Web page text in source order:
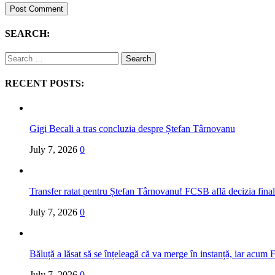
SEARCH:
Search
for:
RECENT POSTS:
Gigi Becali a tras concluzia despre Ștefan Târnovanu
July 7, 2026 0
Transfer ratat pentru Ștefan Târnovanu! FCSB află decizia
July 7, 2026 0
Băluță a lăsat să se înțeleagă că va merge în instanță, iar acum